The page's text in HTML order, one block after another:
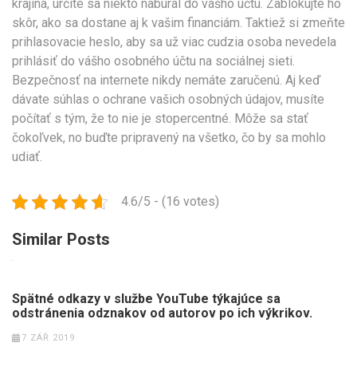
krajina, určite sa niekto nabúral do vášho účtu. Zablokujte ho
skôr, ako sa dostane aj k vašim financiám. Taktiež si zmeňte
prihlasovacie heslo, aby sa už viac cudzia osoba nevedela
prihlásiť do vášho osobného účtu na sociálnej sieti.
Bezpečnosť na internete nikdy nemáte zaručenú. Aj keď
dávate súhlas o ochrane vašich osobných údajov, musíte
počítať s tým, že to nie je stopercentné. Môže sa stať
čokoľvek, no buďte pripravený na všetko, čo by sa mohlo
udiať.
4.6/5 - (16 votes)
Similar Posts
Spätné odkazy v službe YouTube týkajúce sa
odstránenia odznakov od autorov po ich výkrikov.
7 ZÁŘ 2019